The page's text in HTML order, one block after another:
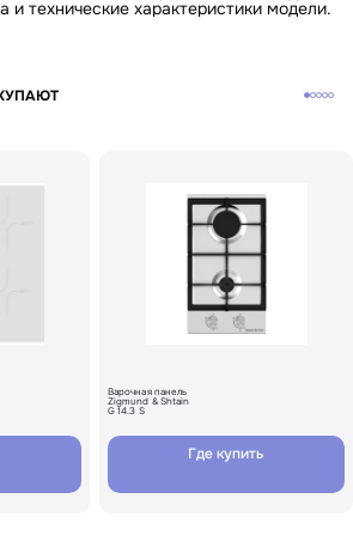
и технические характеристики модели.
Варочная панель
Zigmund & Shtain
G 14.3 S
Где купить